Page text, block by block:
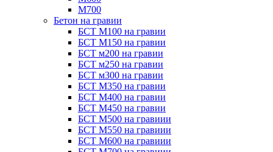
М700
Бетон на гравии
БСТ М100 на гравии
БСТ М150 на гравии
БСТ м200 на гравии
БСТ м250 на гравии
БСТ м300 на гравии
БСТ М350 на гравии
БСТ М400 на гравии
БСТ М450 на гравии
БСТ М500 на гравиии
БСТ М550 на гравиии
БСТ М600 на гравиии